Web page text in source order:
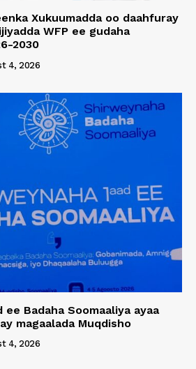
Xukuumadda oo daahfuray
WFP ee gudaha
2030
4, 2026
ee Badaha Soomaaliya ayaa
magaalada Muqdisho
4, 2026